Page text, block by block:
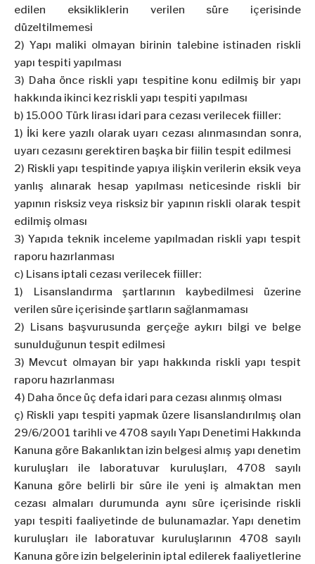
edilen eksikliklerin verilen süre içerisinde
düzeltilmemesi
2) Yapı maliki olmayan birinin talebine istinaden riskli
yapı tespiti yapılması
3) Daha önce riskli yapı tespitine konu edilmiş bir yapı
hakkında ikinci kez riskli yapı tespiti yapılması
b) 15.000 Türk lirası idari para cezası verilecek fiiller:
1) İki kere yazılı olarak uyarı cezası alınmasından sonra,
uyarı cezasını gerektiren başka bir fiilin tespit edilmesi
2) Riskli yapı tespitinde yapıya ilişkin verilerin eksik veya
yanlış alınarak hesap yapılması neticesinde riskli bir
yapının risksiz veya risksiz bir yapının riskli olarak tespit
edilmiş olması
3) Yapıda teknik inceleme yapılmadan riskli yapı tespit
raporu hazırlanması
c) Lisans iptali cezası verilecek fiiller:
1) Lisanslandırma şartlarının kaybedilmesi üzerine
verilen süre içerisinde şartların sağlanmaması
2) Lisans başvurusunda gerçeğe aykırı bilgi ve belge
sunulduğunun tespit edilmesi
3) Mevcut olmayan bir yapı hakkında riskli yapı tespit
raporu hazırlanması
4) Daha önce üç defa idari para cezası alınmış olması
ç) Riskli yapı tespiti yapmak üzere lisanslandırılmış olan
29/6/2001 tarihli ve 4708 sayılı Yapı Denetimi Hakkında
Kanuna göre Bakanlıktan izin belgesi almış yapı denetim
kuruluşları ile laboratuvar kuruluşları, 4708 sayılı
Kanuna göre belirli bir süre ile yeni iş almaktan men
cezası almaları durumunda aynı süre içerisinde riskli
yapı tespiti faaliyetinde de bulunamazlar. Yapı denetim
kuruluşları ile laboratuvar kuruluşlarının 4708 sayılı
Kanuna göre izin belgelerinin iptal edilerek faaliyetlerine